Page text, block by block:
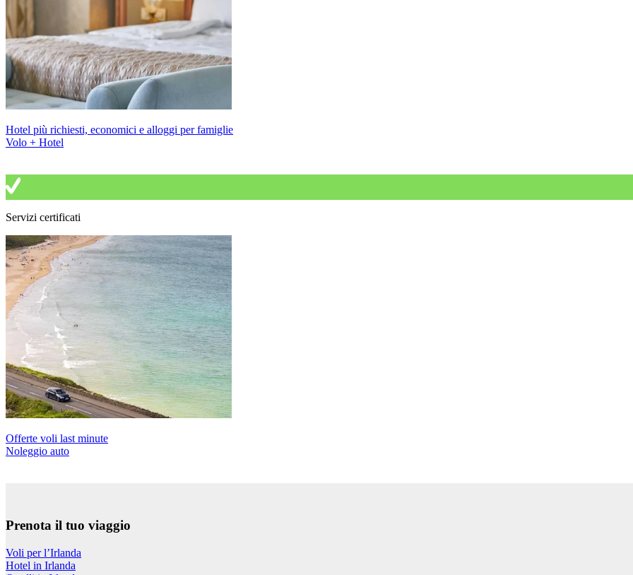
Hotel più richiesti, economici e alloggi per famiglie
Volo + Hotel
Servizi certificati
Offerte voli last minute
Noleggio auto
Prenota il tuo viaggio
Voli per l’Irlanda
Hotel in Irlanda